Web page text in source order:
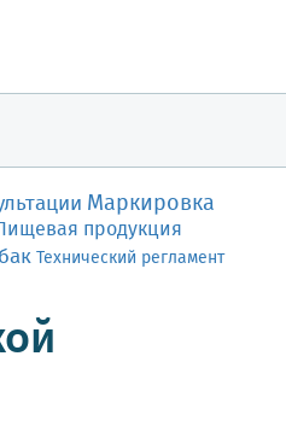
Маркировка
продукция
Технический регламент